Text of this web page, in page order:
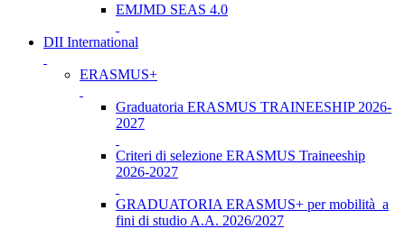
EMJMD SEAS 4.0
DII International
ERASMUS+
Graduatoria ERASMUS TRAINEESHIP 2026-
2027
Criteri di selezione ERASMUS Traineeship
2026-2027
GRADUATORIA ERASMUS+ per mobilità a
fini di studio A.A. 2026/2027